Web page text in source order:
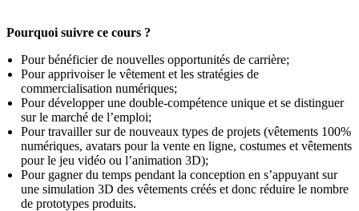
Pourquoi suivre ce cours ?
Pour bénéficier de nouvelles opportunités de carrière;
Pour apprivoiser le vêtement et les stratégies de
commercialisation numériques;
Pour développer une double-compétence unique et se distinguer
sur le marché de l’emploi;
Pour travailler sur de nouveaux types de projets (vêtements 100%
numériques, avatars pour la vente en ligne, costumes et vêtements
pour le jeu vidéo ou l’animation 3D);
Pour gagner du temps pendant la conception en s’appuyant sur
une simulation 3D des vêtements créés et donc réduire le nombre
de prototypes produits.